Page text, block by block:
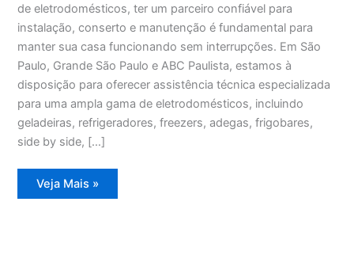
de eletrodomésticos, ter um parceiro confiável para
instalação, conserto e manutenção é fundamental para
manter sua casa funcionando sem interrupções. Em São
Paulo, Grande São Paulo e ABC Paulista, estamos à
disposição para oferecer assistência técnica especializada
para uma ampla gama de eletrodomésticos, incluindo
geladeiras, refrigeradores, freezers, adegas, frigobares,
side by side, […]
Assistência
Técnica
Veja Mais »